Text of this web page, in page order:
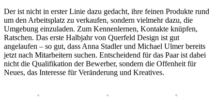
Der ist nicht in erster Linie dazu gedacht, ihre feinen Produkte rund
um den Arbeitsplatz zu verkaufen, sondern vielmehr dazu, die
Umgebung einzuladen. Zum Kennenlernen, Kontakte knüpfen,
Ratschen. Das erste Halbjahr von Querfeld Design ist gut
angelaufen – so gut, dass Anna Stadler und Michael Ulmer bereits
jetzt nach Mitarbeitern suchen. Entscheidend für das Paar ist dabei
nicht die Qualifikation der Bewerber, sondern die Offenheit für
Neues, das Interesse für Veränderung und Kreatives.